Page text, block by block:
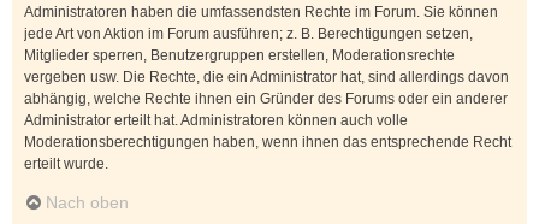
Administratoren haben die umfassendsten Rechte im Forum. Sie können
jede Art von Aktion im Forum ausführen; z. B. Berechtigungen setzen,
Mitglieder sperren, Benutzergruppen erstellen, Moderationsrechte
vergeben usw. Die Rechte, die ein Administrator hat, sind allerdings davon
abhängig, welche Rechte ihnen ein Gründer des Forums oder ein anderer
Administrator erteilt hat. Administratoren können auch volle
Moderationsberechtigungen haben, wenn ihnen das entsprechende Recht
erteilt wurde.
Nach oben